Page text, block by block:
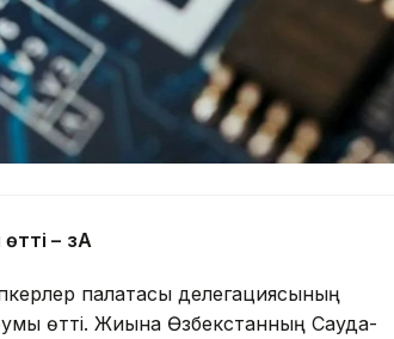
– ӨзА
палатасы делегациясының
өтті. Жиынға Өзбекстанның Сауда-